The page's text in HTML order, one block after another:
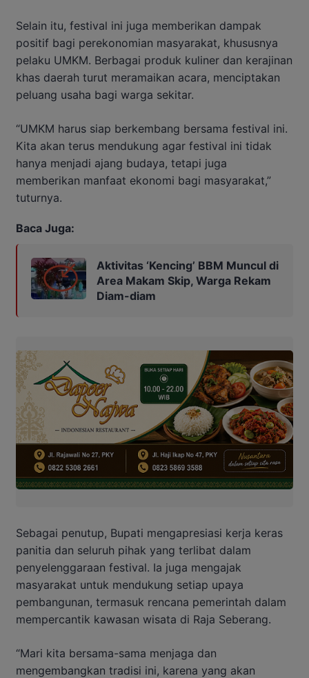
Selain itu, festival ini juga memberikan dampak
positif bagi perekonomian masyarakat, khususnya
pelaku UMKM. Berbagai produk kuliner dan kerajinan
khas daerah turut meramaikan acara, menciptakan
peluang usaha bagi warga sekitar.
“UMKM harus siap berkembang bersama festival ini.
Kita akan terus mendukung agar festival ini tidak
hanya menjadi ajang budaya, tetapi juga
memberikan manfaat ekonomi bagi masyarakat,”
tuturnya.
Baca Juga:
Aktivitas ‘Kencing’ BBM Muncul di
Area Makam Skip, Warga Rekam
Diam-diam
Sebagai penutup, Bupati mengapresiasi kerja keras
panitia dan seluruh pihak yang terlibat dalam
penyelenggaraan festival. Ia juga mengajak
masyarakat untuk mendukung setiap upaya
pembangunan, termasuk rencana pemerintah dalam
mempercantik kawasan wisata di Raja Seberang.
“Mari kita bersama-sama menjaga dan
mengembangkan tradisi ini, karena yang akan